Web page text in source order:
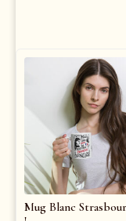
Mug Blanc